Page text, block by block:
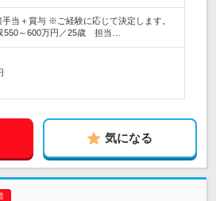
手当＋賞与 ※ご経験に応じて決定します。
550～600万円／25歳 担当…
気になる